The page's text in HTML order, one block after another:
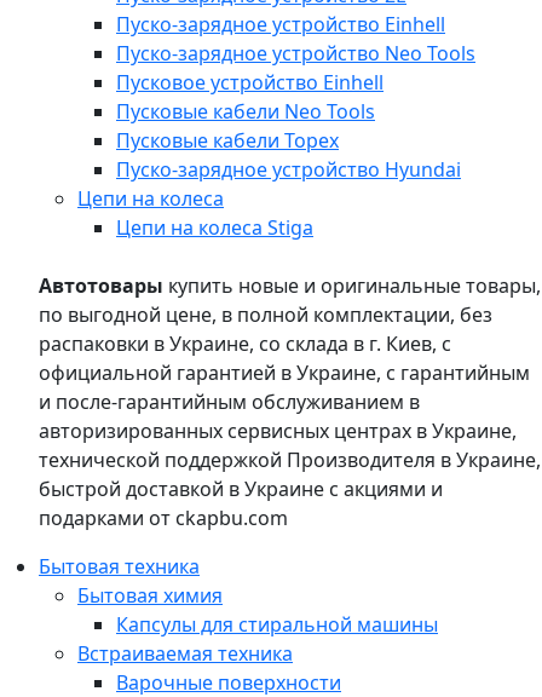
Пуско-зарядное устройство Einhell
Пуско-зарядное устройство Neo Tools
Пусковое устройство Einhell
Пусковые кабели Neo Tools
Пусковые кабели Topex
Пуско-зарядное устройство Hyundai
Цепи на колеса
Цепи на колеса Stiga
Автотовары купить новые и оригинальные товары,
по выгодной цене, в полной комплектации, без
распаковки в Украине, со склада в г. Киев, с
официальной гарантией в Украине, с гарантийным
и после-гарантийным обслуживанием в
авторизированных сервисных центрах в Украине,
технической поддержкой Производителя в Украине,
быстрой доставкой в Украине с акциями и
подарками от ckapbu.com
Бытовая техника
Бытовая химия
Капсулы для стиральной машины
Встраиваемая техника
Варочные поверхности